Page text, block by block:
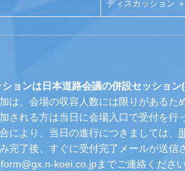
ディスカッション
ョンは日本道路会議の併設セッション(
は、会場の収容人数には限りがあるため
される方は当日に会場入口で受付を行
により、当日の進行につきましては、
完了後、すぐに受付完了メールが送信
koei.co.jpまでご連絡ください